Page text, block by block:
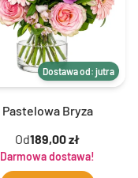
Dostawa od: jutra
Pastelowa Bryza
Od189,00 zł
Darmowa dostawa!